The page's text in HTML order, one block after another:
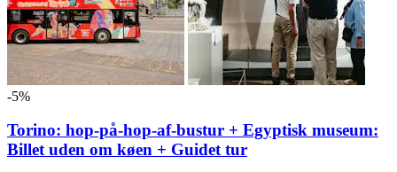
-5%
Torino: hop-på-hop-af-bustur + Egyptisk museum:
Billet uden om køen + Guidet tur